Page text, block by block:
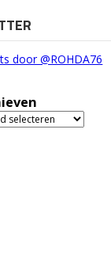
door @ROHDA76